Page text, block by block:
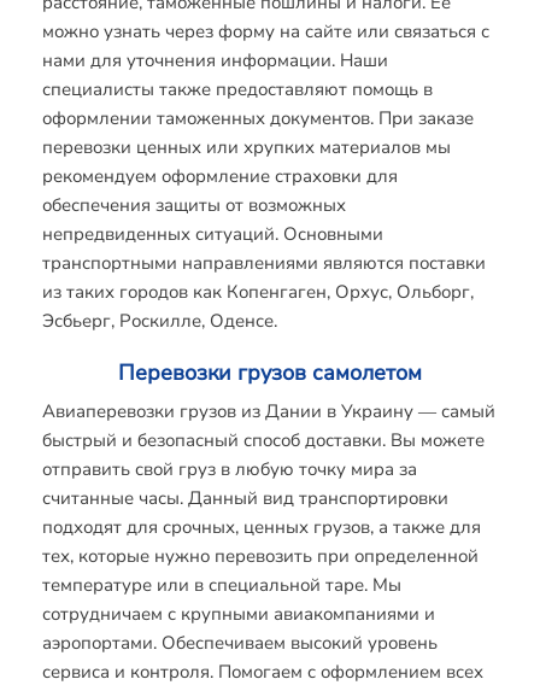
можно узнать через форму на сайте или связаться с
нами для уточнения информации. Наши
специалисты также предоставляют помощь в
оформлении таможенных документов. При заказе
перевозки ценных или хрупких материалов мы
рекомендуем оформление страховки для
обеспечения защиты от возможных
непредвиденных ситуаций. Основными
транспортными направлениями являются поставки
из таких городов как Копенгаген, Орхус, Ольборг,
Эсбьерг, Роскилле, Оденсе.
Перевозки грузов самолетом
Авиаперевозки грузов из Дании в Украину ― самый
быстрый и безопасный способ доставки. Вы можете
отправить свой груз в любую точку мира за
считанные часы. Данный вид транспортировки
подходят для срочных, ценных грузов, а также для
тех, которые нужно перевозить при определенной
температуре или в специальной таре. Мы
сотрудничаем с крупными авиакомпаниями и
аэропортами. Обеспечиваем высокий уровень
сервиса и контроля. Помогаем с оформлением всех